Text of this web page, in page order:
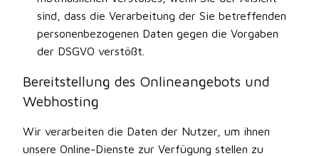
sind, dass die Verarbeitung der Sie betreffenden
personenbezogenen Daten gegen die Vorgaben
der DSGVO verstößt.
Bereitstellung des Onlineangebots und
Webhosting
Wir verarbeiten die Daten der Nutzer, um ihnen
unsere Online-Dienste zur Verfügung stellen zu